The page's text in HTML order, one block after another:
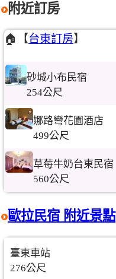
附近訂房
🏠【台東訂房】
砂城小布民宿
254公尺
娜路彎花園酒店
499公尺
草莓牛奶台東民宿
560公尺
歐拉民宿 附近景點
臺東車站
276公尺